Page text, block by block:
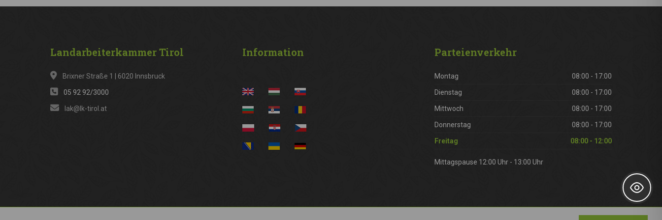
LandarbeiterkammerTirol
Brixner Straße 1 | 6020 Innsbruck
05 92 92/3000
lak@lk-tirol.at
Information Parteienverkehr
Montag 08:00 - 17:00
Dienstag 08:00 - 17:00
Mittwoch 08:00 - 17:00
Donnerstag 08:00 - 17:00
Freitag 08:00 - 12:00
Mittagspause 12:00 Uhr - 13:00 Uhr